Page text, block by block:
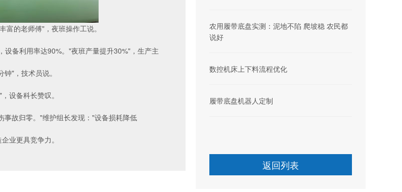
的老师傅"，夜班操作工说。
备利用率达90%。"夜班产量提升30%"，生产主
"，技术员说。
设备科长赞叹。
故归零。"维护组长发现："设备损耗降低
业更具竞争力。
农用履带底盘实测：泥地不陷 爬坡稳 农民都
说好
数控机床上下料流程优化
履带底盘机器人定制
返回列表